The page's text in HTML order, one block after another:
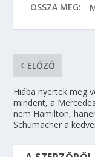
OSSZA MEG:
ELŐZŐ
Hiába nyertek meg
mindent, a
nem Hamilton,
Schumacher a